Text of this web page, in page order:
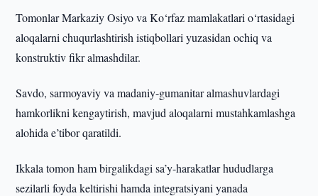
Tomonlar Markaziy Osiyo va Ko‘rfaz mamlakatlari o‘rtasidagi
aloqalarni chuqurlashtirish istiqbollari yuzasidan ochiq va
konstruktiv fikr almashdilar.
Savdo, sarmoyaviy va madaniy-gumanitar almashuvlardagi
hamkorlikni kengaytirish, mavjud aloqalarni mustahkamlashga
alohida e’tibor qaratildi.
Ikkala tomon ham birgalikdagi sa’y-harakatlar hududlarga
sezilarli foyda keltirishi hamda integratsiyani yanada